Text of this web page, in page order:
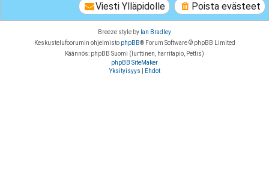
Poista evästeet
Viesti Ylläpidolle
Breeze style by Ian Bradley
Keskustelufoorumin ohjelmisto phpBB® Forum Software © phpBB Limited
Käännös: phpBB Suomi (lurttinen, harritapio, Pettis)
phpBB SiteMaker
Yksityisyys
Ehdot